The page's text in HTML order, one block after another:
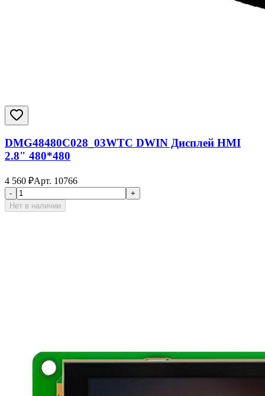
DMG48480C028_03WTC DWIN Дисплей HMI
2.8" 480*480
4 560 ₽Арт. 10766
-
+
Нет в наличии